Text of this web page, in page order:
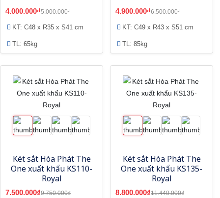
4.000.000₫5.000.000₫
KT: C48 x R35 x S41 cm
TL: 65kg
4.900.000₫6.500.000₫
KT: C49 x R43 x S51 cm
TL: 85kg
Két sắt Hòa Phát The
One xuất khẩu KS110-
Royal
7.500.000₫9.750.000₫
Két sắt Hòa Phát The
One xuất khẩu KS135-
Royal
8.800.000₫11.440.000₫